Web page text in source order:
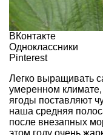
ВКонтакте
Одноклассники
Pinterest
Легко выращивать
умеренном климате,
ягоды поставляют
наша средняя
после внезапных
этом году очень